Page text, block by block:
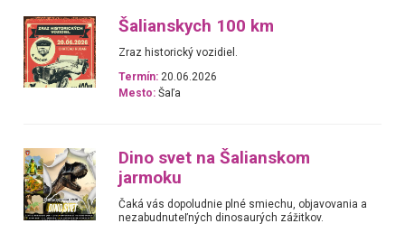
Šalianskych 100 km
Zraz historický vozidiel.
Termín: 20.06.2026
Mesto: Šaľa
Dino svet na Šalianskom
jarmoku
Čaká vás dopoludnie plné smiechu, objavovania a
nezabudnuteľných dinosaurých zážitkov.